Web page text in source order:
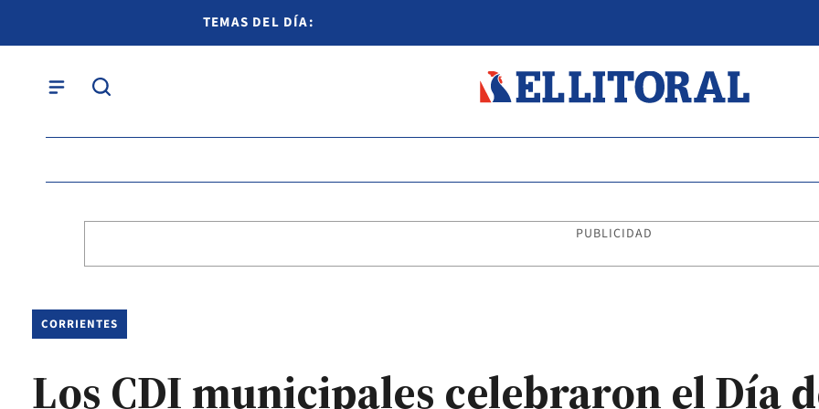
TEMAS DEL DÍA:
PUBLICIDAD
CORRIENTES
Los CDI municipales celebraron el Día